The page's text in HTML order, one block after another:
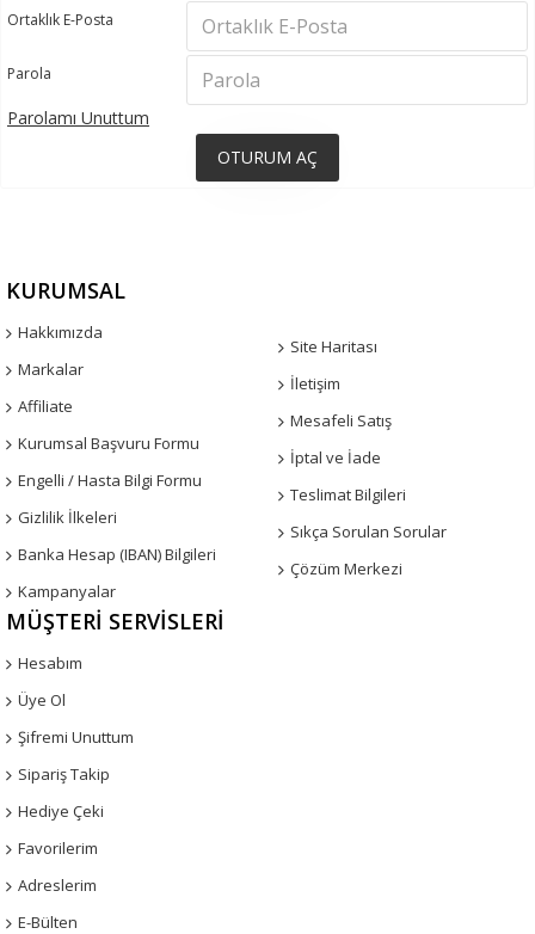
Ortaklık E-Posta
Parola
Parolamı Unuttum
OTURUM AÇ
KURUMSAL
Hakkımızda
Markalar
Affiliate
Kurumsal Başvuru Formu
Engelli / Hasta Bilgi Formu
Gizlilik İlkeleri
Banka Hesap (IBAN) Bilgileri
Kampanyalar
Site Haritası
İletişim
Mesafeli Satış
İptal ve İade
Teslimat Bilgileri
Sıkça Sorulan Sorular
Çözüm Merkezi
MÜŞTERI SERVISLERI
Hesabım
Üye Ol
Şifremi Unuttum
Sipariş Takip
Hediye Çeki
Favorilerim
Adreslerim
E-Bülten